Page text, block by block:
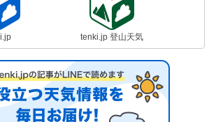
tenki.jp 登山天気